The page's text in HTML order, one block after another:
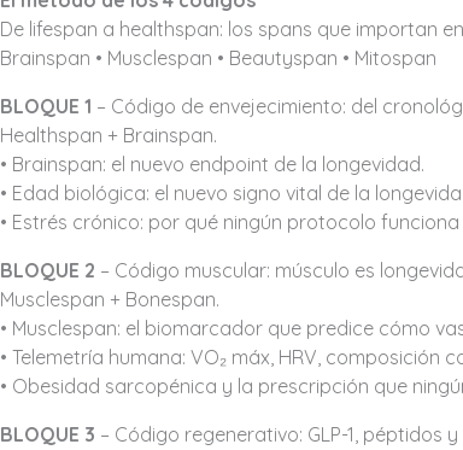
De lifespan a healthspan: los spans que importan
Brainspan • Musclespan • Beautyspan • Mitospan
BLOQUE 1 – Código de envejecimiento: del
Healthspan + Brainspan.
• Brainspan: el nuevo endpoint de la longevidad.
• Edad biológica: el nuevo signo vital de la
• Estrés crónico: por qué ningún protocolo
BLOQUE 2 – Código muscular: músculo es
Musclespan + Bonespan.
• Musclespan: el biomarcador que predice cómo
• Telemetría humana: VO₂ máx, HRV, composición
• Obesidad sarcopénica y la prescripción que
BLOQUE 3 – Código regenerativo: GLP-1, péptidos